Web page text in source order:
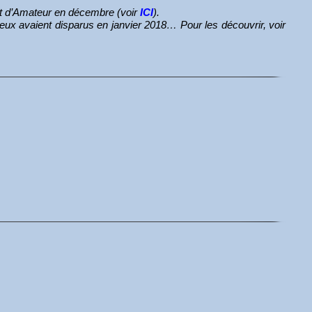
d’Amateur en décembre (voirICI).
avaient disparus en janvier 2018… Pour les découvrir, voir